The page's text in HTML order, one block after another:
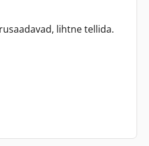
lihtne tellida.